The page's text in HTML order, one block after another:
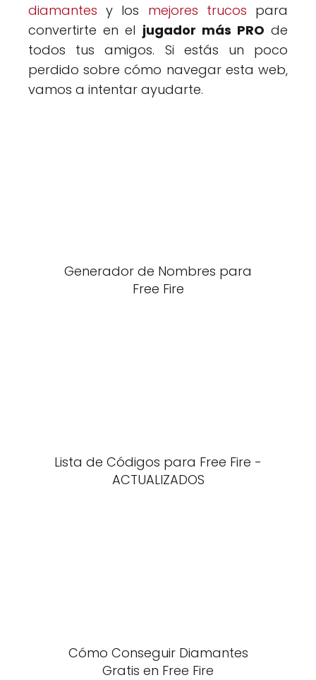
diamantes y los mejores trucos para
convertirte en el jugador más PRO de
todos tus amigos. Si estás un poco
perdido sobre cómo navegar esta web,
vamos a intentar ayudarte.
Generador de Nombres para
Free Fire
Lista de Códigos para Free Fire -
ACTUALIZADOS
Cómo Conseguir Diamantes
Gratis en Free Fire